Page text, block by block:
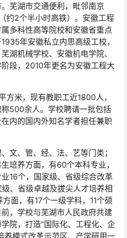
芜湖市交通便利，毗邻南京
约2个半小时高铁）。安徽工程
多科性高等院校和安徽省重点
年安徽私立内思高级工校，
湖机械学校、安徽机电学院、
段，2010年更名为安徽工程大
方米，现有教职工近1800人，
500余人。学校聘请一批包括
内的国内外知名学者担任兼职
文、管、经、法、艺等门类；
培养方面，有60个本科专业，
16个，国家级、省级综合改革
、省级卓越及拔尖人才培养相
面，有17个一级学科，11个硕
，学校与芜湖市人民政府共建
院，打造“国际化、工程化、企